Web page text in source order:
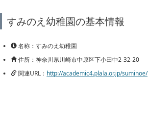
すみのえ幼稚園の基本情報
名称：すみのえ幼稚園
住所：神奈川県川崎市中原区下小田中2-32-20
関連URL： http://academic4.plala.or.jp/suminoe/